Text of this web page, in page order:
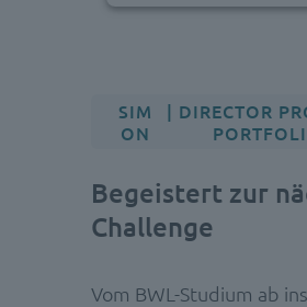
SIM
ON
| DIRECTOR
Begeistert zur
Challenge
Vom BWL-Studium ab ins